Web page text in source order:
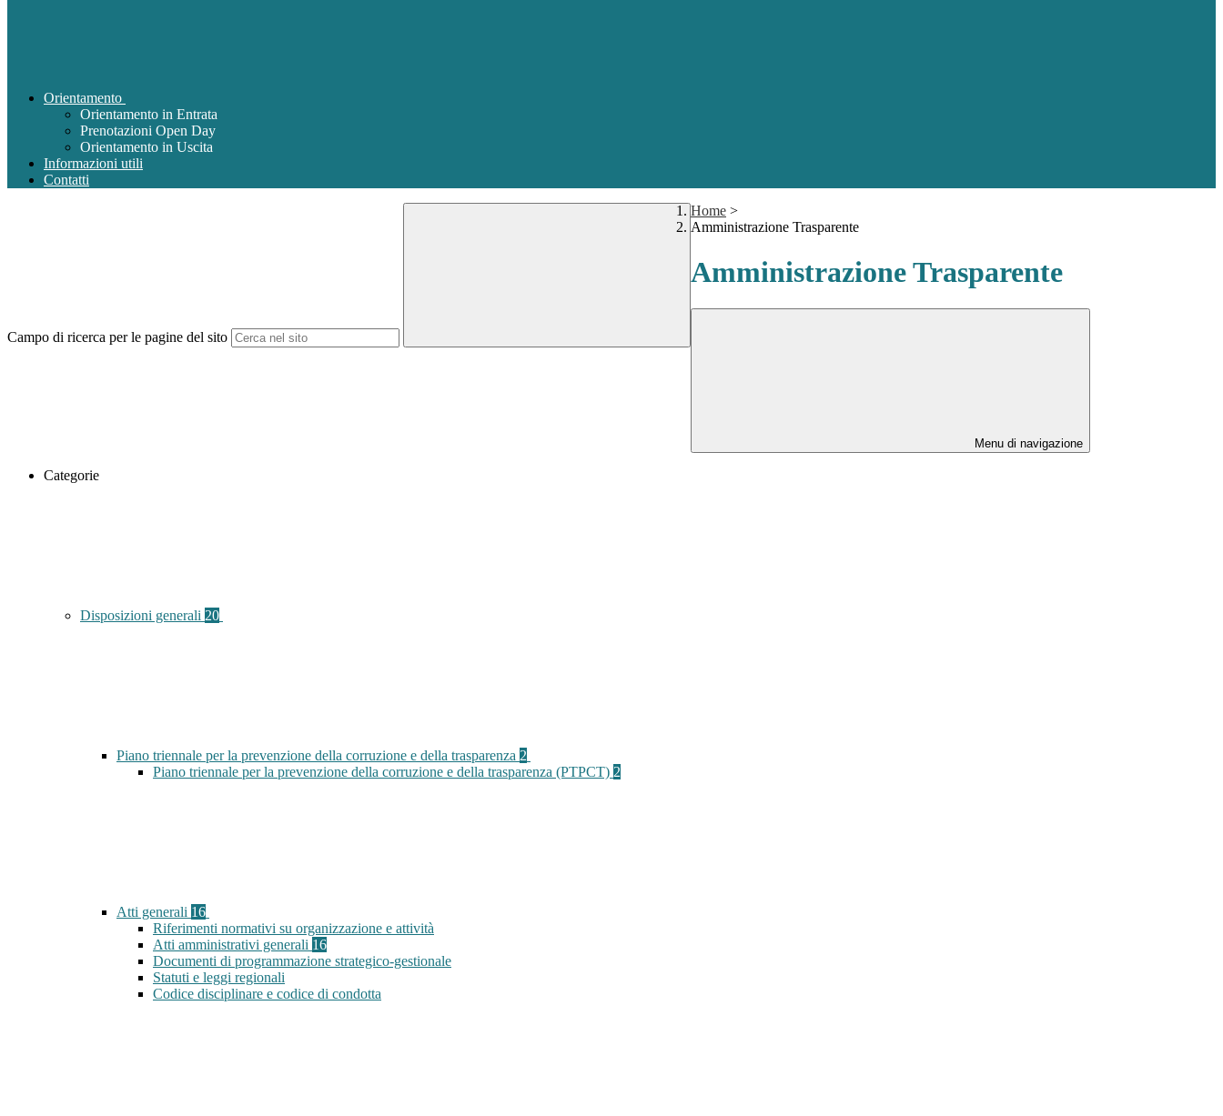
Orientamento
Orientamento in Entrata
Prenotazioni Open Day
Orientamento in Uscita
Informazioni utili
Contatti
Campo di ricerca per le pagine del sito
Home >
Amministrazione Trasparente
Amministrazione Trasparente
Menu di navigazione
Categorie
Disposizioni generali 20
Piano triennale per la prevenzione della corruzione e della trasparenza 2
Piano triennale per la prevenzione della corruzione e della trasparenza (PTPCT) 2
Atti generali 16
Riferimenti normativi su organizzazione e attività
Atti amministrativi generali 16
Documenti di programmazione strategico-gestionale
Statuti e leggi regionali
Codice disciplinare e codice di condotta